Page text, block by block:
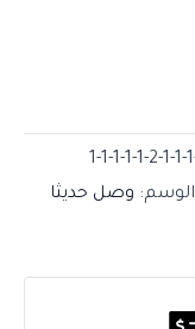
الوسم: وصل حديثا